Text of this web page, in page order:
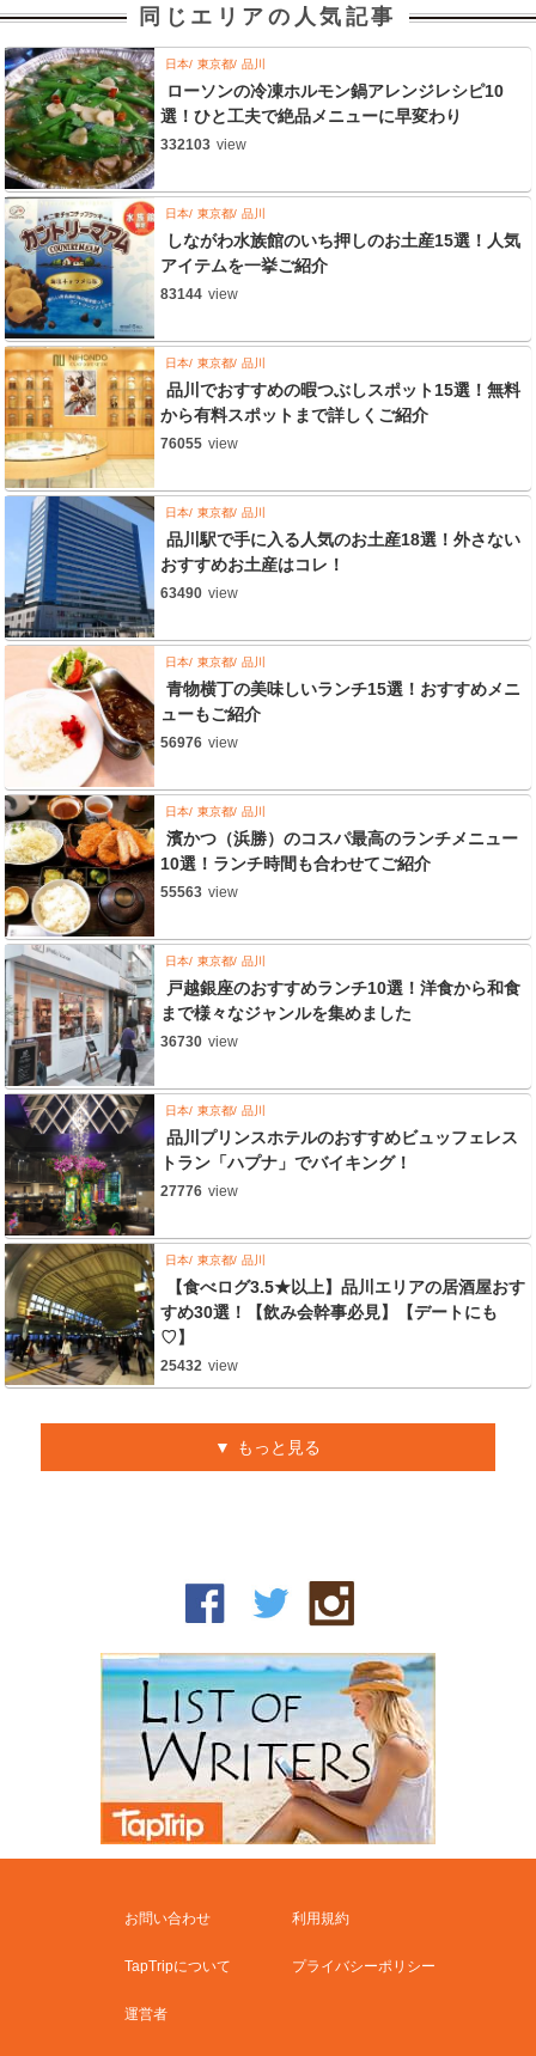
同じエリアの人気記事
日本 東京都 品川
ローソンの冷凍ホルモン鍋アレンジレシピ10
選！ひと工夫で絶品メニューに早変わり
332103 view
日本 東京都 品川
しながわ水族館のいち押しのお土産15選！人気
アイテムを一挙ご紹介
83144 view
日本 東京都 品川
品川でおすすめの暇つぶしスポット15選！無料
から有料スポットまで詳しくご紹介
76055 view
日本 東京都 品川
品川駅で手に入る人気のお土産18選！外さない
おすすめお土産はコレ！
63490 view
日本 東京都 品川
青物横丁の美味しいランチ15選！おすすめメニ
ューもご紹介
56976 view
日本 東京都 品川
濱かつ（浜勝）のコスパ最高のランチメニュー
10選！ランチ時間も合わせてご紹介
55563 view
日本 東京都 品川
戸越銀座のおすすめランチ10選！洋食から和食
まで様々なジャンルを集めました
36730 view
日本 東京都 品川
品川プリンスホテルのおすすめビュッフェレス
トラン「ハプナ」でバイキング！
27776 view
日本 東京都 品川
【食べログ3.5★以上】品川エリアの居酒屋おす
すめ30選！【飲み会幹事必見】【デートにも
♡】
25432 view
もっと見る
お問い合わせ 利用規約
TapTripについて プライバシーポリシー
運営者